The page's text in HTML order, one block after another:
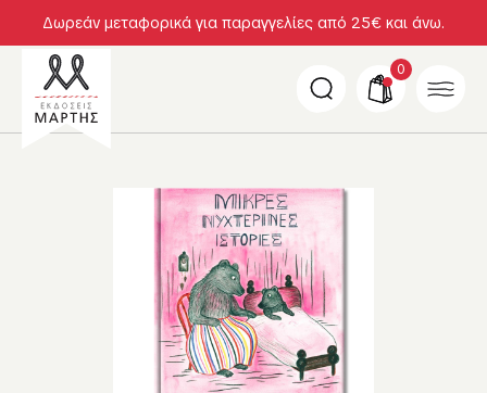
Δωρεάν μεταφορικά για παραγγελίες από 25€ και άνω.
0